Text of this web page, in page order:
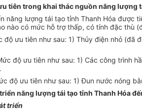
tiên trong khai thác nguồn năng lượng
năng lượng tái tạo tỉnh Thanh Hóa
nào có mức hỗ trợ thấp, có tính đặc thù
độ ưu tiên như sau: 1) Thủy điện nhỏ (đã
độ ưu tiên như sau: 1) Các công trình
độ ưu tiên như sau: 1) Đun nước nóng
năng lượng tái tạo tỉnh Thanh Hóa
triển